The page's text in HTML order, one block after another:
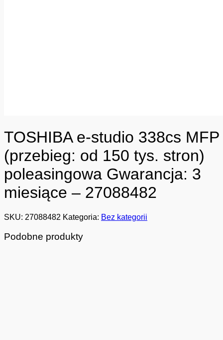
TOSHIBA e-studio 338cs MFP
(przebieg: od 150 tys. stron)
poleasingowa Gwarancja: 3
miesiące – 27088482
SKU: 27088482 Kategoria: Bez kategorii
Podobne produkty